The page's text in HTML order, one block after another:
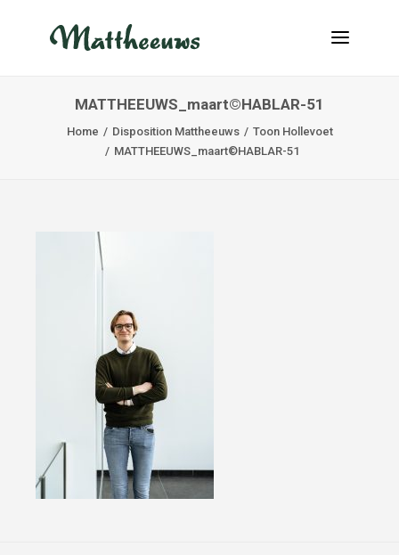
NEUIGKEITEN
TRANSPORT
KONTAKT
+32 58 31 17 79
MY TRANSPORT
MATTHEEUWS_maart©HABLAR-51
Home Disposition Mattheeuws
Toon Hollevoet
MATTHEEUWS_maart©HABLAR-51